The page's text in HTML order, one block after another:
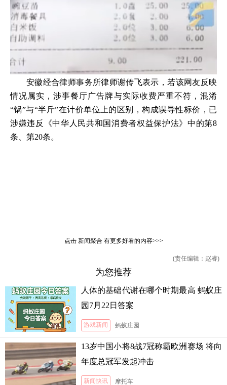
安徽经合律师事务所律师谢传飞表示，若该网友反映
情况属实，涉事餐厅广告牌与实际收费严重不符，混淆
“锅”与“半斤”在计价单位上的区别，构成误导性标价，已
涉嫌违反《中华人民共和国消费者权益保护法》中的第8
条、第20条。
点击 新闻聚合有更多好看的内容>>>
(责任编辑：赵睿)
为您推荐
人体的基础代谢在哪个时期最高 蚂蚁庄
园7月22日答案
游戏新闻 蚂蚁庄园
13岁中国小将8战7冠称霸欧洲赛场 将向
年度总冠军发起冲击
新闻快讯 摩托车